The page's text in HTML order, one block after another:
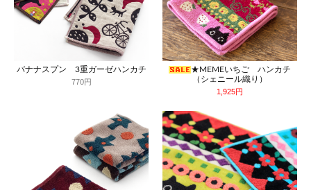
バナナスプン 3重ガーゼハンカチ
770円
★MEMEいちご ハンカチ
（シェニール織り）
1,925円